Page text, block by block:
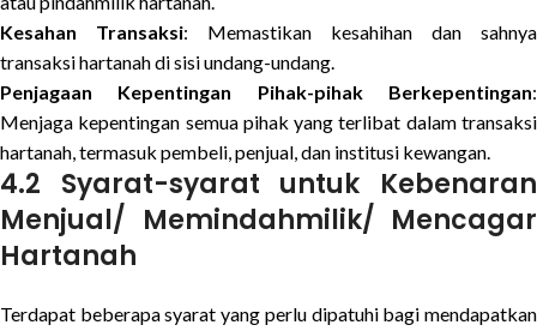
Kesahan Transaksi: Memastikan kesahihan dan sahnya
transaksi hartanah di sisi undang-undang.
Penjagaan Kepentingan Pihak-pihak Berkepentingan:
Menjaga kepentingan semua pihak yang terlibat dalam transaksi
hartanah, termasuk pembeli, penjual, dan institusi kewangan.
4.2 Syarat-syarat untuk Kebenaran
Menjual/ Memindahmilik/ Mencagar
Hartanah
Terdapat beberapa syarat yang perlu dipatuhi bagi mendapatkan